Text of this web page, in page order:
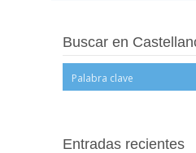
Buscar en
Entradas recientes